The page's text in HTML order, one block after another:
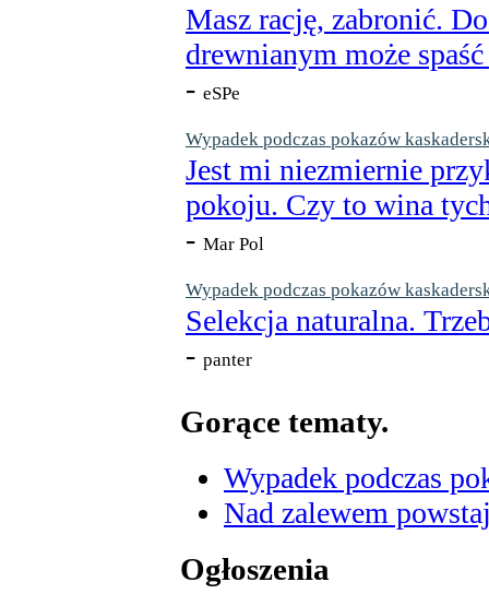
Masz rację, zabronić.
drewnianym może
- eSPe
Wypadek podczas pokazów
Jest mi niezmiernie
pokoju. Czy to wina
- Mar Pol
Wypadek podczas pokazów
Selekcja naturalna.
- panter
Gorące tematy.
Wypadek podczas
Nad zalewem
Ogłoszenia